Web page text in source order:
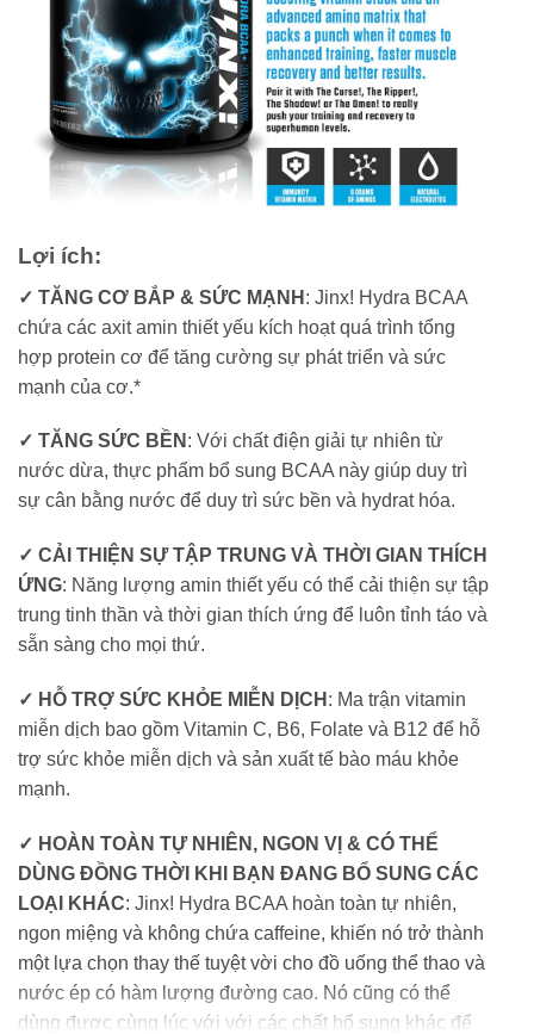
Lợi ích:
✓ TĂNG CƠ BẮP & SỨC MẠNH : Jinx! Hydra BCAA
chứa các axit amin thiết yếu kích hoạt quá trình tổng
hợp protein cơ để tăng cường sự phát triển và sức
mạnh của cơ.*
✓ TĂNG SỨC BỀN : Với chất điện giải tự nhiên từ
nước dừa, thực phẩm bổ sung BCAA này giúp duy trì
sự cân bằng nước để duy trì sức bền và hydrat hóa.
✓ CẢI THIỆN SỰ TẬP TRUNG VÀ THỜI GIAN THÍCH
ỨNG: Năng lượng amin thiết yếu có thể cải thiện sự tập
trung tinh thần và thời gian thích ứng để luôn tỉnh táo và
sẵn sàng cho mọi thứ.
✓ HỖ TRỢ SỨC KHỎE MIỄN DỊCH : Ma trận vitamin
miễn dịch bao gồm Vitamin C, B6, Folate và B12 để hỗ
trợ sức khỏe miễn dịch và sản xuất tế bào máu khỏe
mạnh.
✓ HOÀN TOÀN TỰ NHIÊN, NGON VỊ & CÓ THỂ
DÙNG ĐỒNG THỜI KHI BẠN ĐANG BỔ SUNG CÁC
LOẠI KHÁC: Jinx! Hydra BCAA hoàn toàn tự nhiên,
ngon miệng và không chứa caffeine, khiến nó trở thành
một lựa chọn thay thế tuyệt vời cho đồ uống thể thao và
nước ép có hàm lượng đường cao. Nó cũng có thể
dùng được cùng lúc với với các chất bổ sung khác để